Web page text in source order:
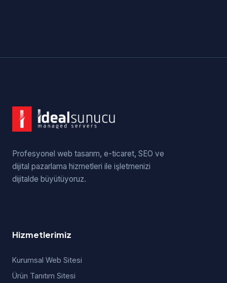
Profesyonel web tasarım, e-ticaret, SEO ve
dijital pazarlama hizmetleri ile işletmenizi
dijitalde büyütüyoruz.
Hizmetlerimiz
Kurumsal Web Sitesi
Ürün Tanıtım Sitesi